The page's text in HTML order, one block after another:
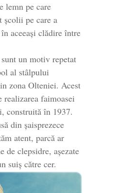
lemn pe care
școlii pe care a
aceeași clădire între
un motiv repetat
al stâlpului
zona Olteniei. Acest
realizarea faimoasei
construită în 1937.
din șaisprezece
atent, parcă ar
de clepsidre, așezate
suiș către cer.